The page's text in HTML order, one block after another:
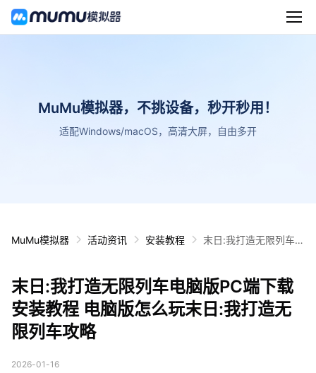
MuMu模拟器，不挑设备，秒开秒用！
适配Windows/macOS，高清大屏，自由多开
MuMu模拟器 活动资讯 安装教程
末日:我打造无限列车电
我打造无限列车攻略
末日:我打造无限列车电脑版PC端下载
安装教程 电脑版怎么玩末日:我打造无
限列车攻略
2026-01-16